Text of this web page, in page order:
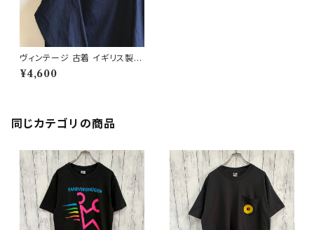
ヴィンテージ 古着 イギリス製
スモックシャツ ユーロワーク プ
ルオーバーシャツ
¥4,600
同じカテゴリの商品